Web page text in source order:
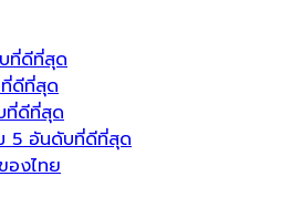
ที่ดีที่สุด
ที่ดีที่สุด
ที่ดีที่สุด
5 อันดับที่ดีที่สุด
องไทย